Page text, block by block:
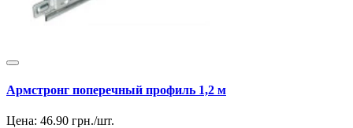
Армстронг поперечный профиль 1,2 м
Цена: 46.90 грн./шт.